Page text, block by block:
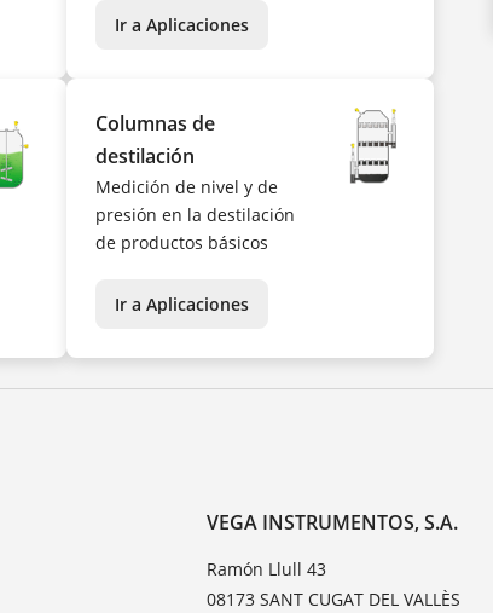
Ir a Aplicaciones
Columnas de
destilación
Medición de nivel y de
presión en la destilación
de productos básicos
Ir a Aplicaciones
VEGA INSTRUMENTOS, S.A.
Ramón Llull 43
08173 SANT CUGAT DEL VALLÈS